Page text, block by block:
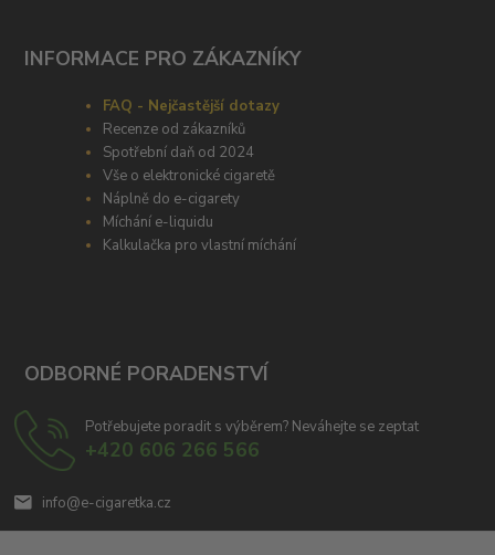
INFORMACE PRO ZÁKAZNÍKY
FAQ - Nejčastější dotazy
Recenze od zákazníků
Spotřební daň od 2024
Vše o elektronické cigaretě
Náplně do e-cigarety
Míchání e-liquidu
Kalkulačka pro vlastní míchání
ODBORNÉ PORADENSTVÍ
Potřebujete poradit s výběrem? Neváhejte se zeptat
+420 606 266 566
info@e-cigaretka.cz